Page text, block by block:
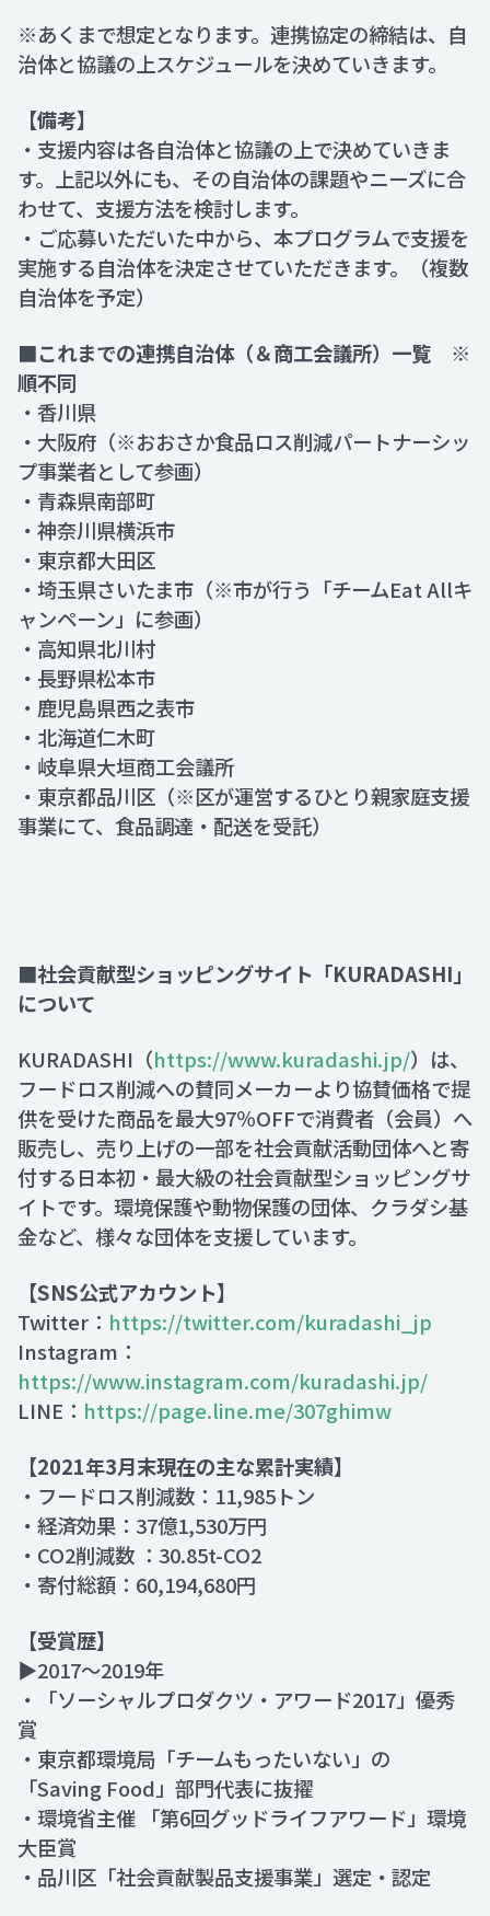
※あくまで想定となります。連携協定の締結は、自
治体と協議の上スケジュールを決めていきます。
【備考】
・支援内容は各自治体と協議の上で決めていきま
す。上記以外にも、その自治体の課題やニーズに合
わせて、支援方法を検討します。
・ご応募いただいた中から、本プログラムで支援を
実施する自治体を決定させていただきます。（複数
自治体を予定）
■これまでの連携自治体（＆商工会議所）一覧 ※
順不同
・香川県
・大阪府（※おおさか食品ロス削減パートナーシッ
プ事業者として参画）
・青森県南部町
・神奈川県横浜市
・東京都大田区
・埼玉県さいたま市（※市が行う「チームEat Allキ
ャンペーン」に参画）
・高知県北川村
・長野県松本市
・鹿児島県西之表市
・北海道仁木町
・岐阜県大垣商工会議所
・東京都品川区（※区が運営するひとり親家庭支援
事業にて、食品調達・配送を受託）
■社会貢献型ショッピングサイト「KURADASHI」
について
KURADASHI（https://www.kuradashi.jp/）は、
フードロス削減への賛同メーカーより協賛価格で提
供を受けた商品を最大97％OFFで消費者（会員）へ
販売し、売り上げの一部を社会貢献活動団体へと寄
付する日本初・最大級の社会貢献型ショッピングサ
イトです。環境保護や動物保護の団体、クラダシ基
金など、様々な団体を支援しています。
【SNS公式アカウント】
Twitter： https://twitter.com/kuradashi_jp
Instagram：
https://www.instagram.com/kuradashi.jp/
LINE： https://page.line.me/307ghimw
【2021年3月末現在の主な累計実績】
・フードロス削減数：11,985トン
・経済効果：37億1,530万円
・CO2削減数 ：30.85t-CO2
・寄付総額：60,194,680円
【受賞歴】
▶2017～2019年
・「ソーシャルプロダクツ・アワード2017」優秀
賞
・東京都環境局「チームもったいない」の
「Saving Food」部門代表に抜擢
・環境省主催 「第6回グッドライフアワード」環境
大臣賞
・品川区「社会貢献製品支援事業」選定・認定